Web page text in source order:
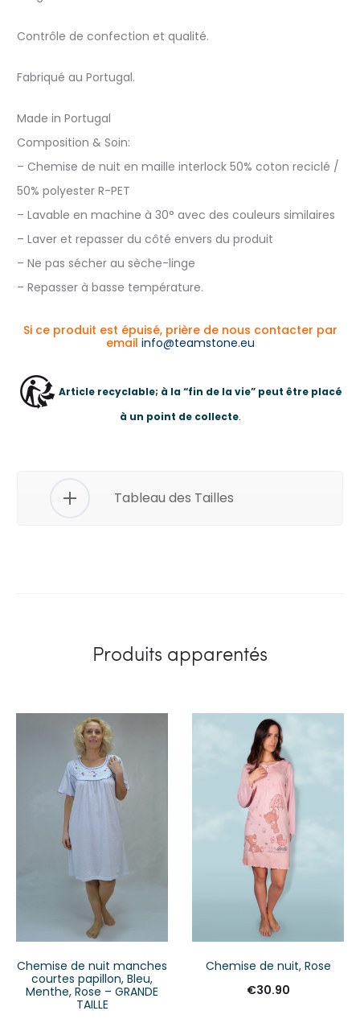
Contrôle de confection et qualité.
Fabriqué au Portugal.
Made in Portugal
Composition & Soin:
– Chemise de nuit en maille interlock 50% coton reciclé /
50% polyester R-PET
– Lavable en machine à 30° avec des couleurs similaires
– Laver et repasser du côté envers du produit
– Ne pas sécher au sèche-linge
– Repasser à basse température.
Si ce produit est épuisé, prière de nous contacter par
email info@teamstone.eu
Article recyclable; à la “fin de la vie” peut être placé
à un point de collecte.
Tableau des Tailles
Produits apparentés
Chemise de nuit manches
courtes papillon, Bleu,
Menthe, Rose – GRANDE
TAILLE
Chemise de nuit, Rose
€30.90